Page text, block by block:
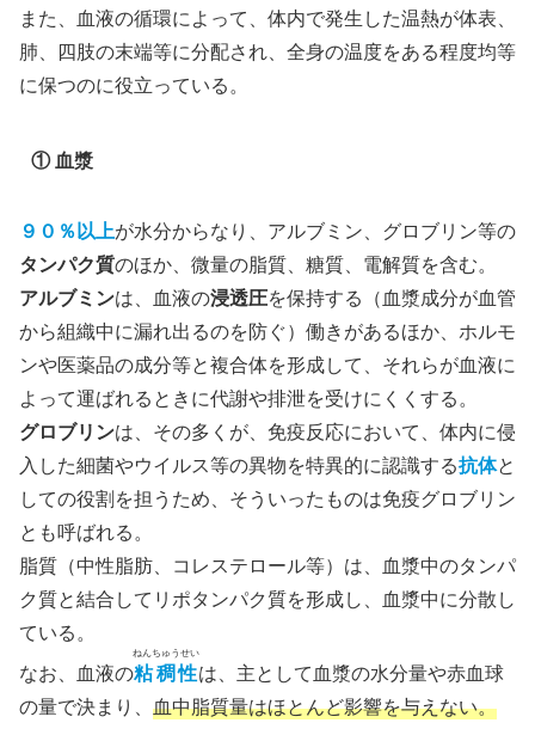
また、血液の循環によって、体内で発生した温熱が体表、
肺、四肢の末端等に分配され、全身の温度をある程度均等
に保つのに役立っている。
① 血漿
９０％以上が水分からなり、アルブミン、グロブリン等の
タンパク質のほか、微量の脂質、糖質、電解質を含む。
アルブミンは、血液の浸透圧を保持する（血漿成分が血管
から組織中に漏れ出るのを防ぐ）働きがあるほか、ホルモ
ンや医薬品の成分等と複合体を形成して、それらが血液に
よって運ばれるときに代謝や排泄を受けにくくする。
グロブリンは、その多くが、免疫反応において、体内に侵
入した細菌やウイルス等の異物を特異的に認識する抗体と
しての役割を担うため、そういったものは免疫グロブリン
とも呼ばれる。
脂質（中性脂肪、コレステロール等）は、血漿中のタンパ
ク質と結合してリポタンパク質を形成し、血漿中に分散し
ている。
なお、血液の粘稠性
ねんちゅうせい
は、主として血漿の水分量や赤血球
の量で決まり、 血中脂質量はほとんど影響を与えない。